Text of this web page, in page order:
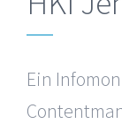
Ein